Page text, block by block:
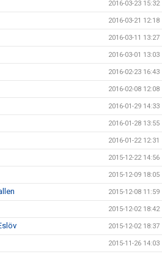
2016-03-23 15:32
2016-03-21 12:18
2016-03-11 13:27
2016-03-01 13:03
2016-02-23 16:43
2016-02-08 12:08
2016-01-29 14:33
2016-01-28 13:55
2016-01-22 12:31
2015-12-22 14:56
2015-12-09 18:05
2015-12-08 11:59
2015-12-02 18:42
2015-12-02 18:37
2015-11-26 14:03